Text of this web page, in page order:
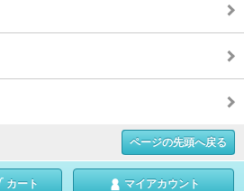
ページの先頭へ戻る
カート マイアカウント